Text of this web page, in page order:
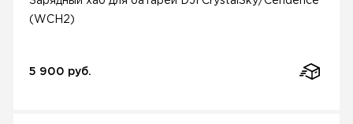
(WCH2)
5 900 руб.